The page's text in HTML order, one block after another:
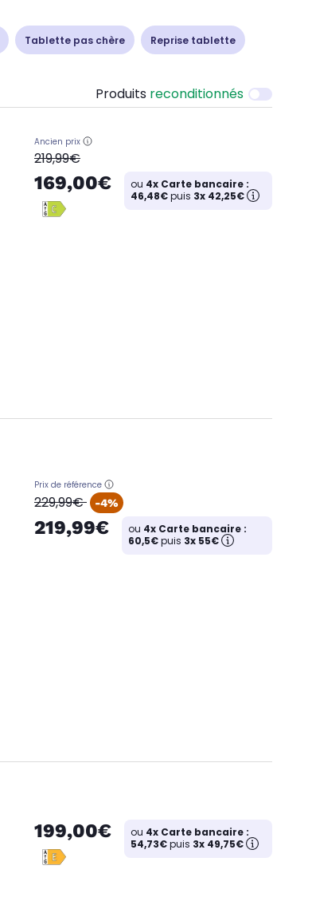
Tablette pas chère Reprise tablette
Produits reconditionnés
Ancien prix
oldPrice
219,99€
169,00€ ou 4x Carte bancaire :
46,48€puis 3x 42,25€
Prix de référence
oldPrice
229,99€ -4%
219,99€ ou 4x Carte bancaire :
60,5€puis 3x 55€
199,00€ ou 4x Carte bancaire :
54,73€puis 3x 49,75€